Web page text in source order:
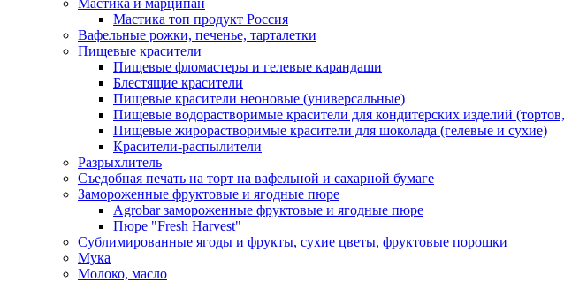
Мастика и марципан
Мастика топ продукт Россия
Вафельные рожки, печенье, тарталетки
Пищевые красители
Пищевые фломастеры и гелевые карандаши
Блестящие красители
Пищевые красители неоновые (универсальные)
Пищевые водорастворимые красители для кондитерских изделий
Пищевые жирорастворимые красители для шоколада (гелевые и сухие)
Красители-распылители
Разрыхлитель
Съедобная печать на торт на вафельной и сахарной бумаге
Замороженные фруктовые и ягодные пюре
Agrobar замороженные фруктовые и ягодные пюре
Пюре "Fresh Harvest"
Сублимированные ягоды и фрукты, сухие цветы, фруктовые порошки
Мука
Молоко, масло